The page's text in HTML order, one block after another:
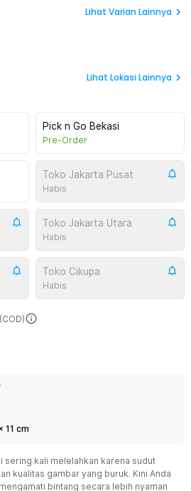
Lihat Varian Lainnya
Lihat Lokasi Lainnya
Pick n Go Bekasi
Pre-Order
Toko Jakarta Pusat
Habis
Toko Jakarta Utara
Habis
Toko Cikupa
Habis
11 cm
sering kali melelahkan karena sudut
kualitas gambar yang buruk. Kini Anda
bintang secara lebih nyaman